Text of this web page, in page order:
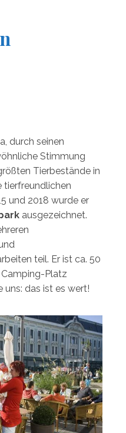
durch seinen
Stimmung
Tierbestände in
tierfreundlichen
und 2018 wurde er
ausgezeichnet.
teil. Er ist ca. 50
Platz
uns: das ist es wert!